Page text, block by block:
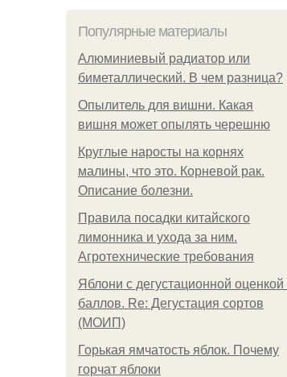
Популярные материалы
Алюминиевый радиатор или
биметаллический. В чем разница?
Опылитель для вишни. Какая
вишня может опылять черешню
Круглые наросты на корнях
малины, что это. Корневой рак.
Описание болезни.
Правила посадки китайского
лимонника и ухода за ним.
Агротехнические требования
Яблони с дегустационной оценкой
баллов. Re: Дегустация сортов
(МОИП)
Горькая ямчатость яблок. Почему
горчат яблоки